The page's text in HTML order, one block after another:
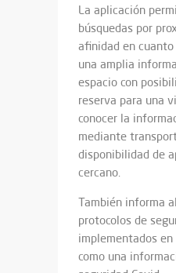
La aplicación
búsquedas por
afinidad en
una amplia
espacio con
reserva para una
conocer la
mediante
disponibilidad de
cercano.
También informa
protocolos de
implementados
como una